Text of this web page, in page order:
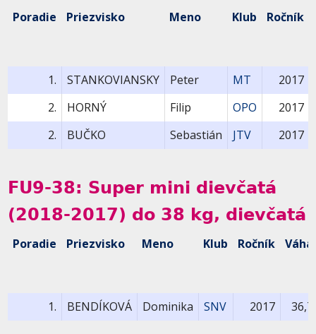
Poradie Priezvisko Meno Klub Ročník
1. STANKOVIANSKY Peter MT
2017
2.
HORNÝ Filip OPO
2017
2.
BUČKO Sebastián JTV 2017
FU9-38: Super mini dievčatá
(2018-2017) do 38 kg, dievčatá
Poradie Priezvisko Meno Klub Ročník Váha
1. BENDÍKOVÁ Dominika SNV 2017 36,7